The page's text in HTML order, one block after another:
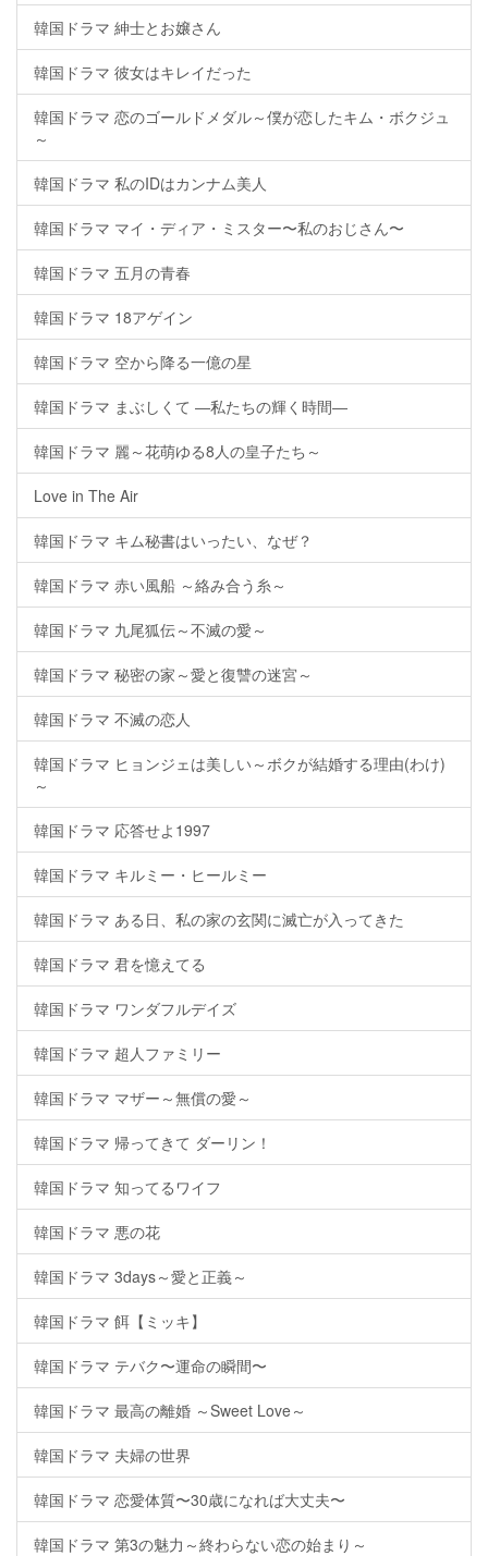
韓国ドラマ 紳士とお嬢さん
韓国ドラマ 彼女はキレイだった
韓国ドラマ 恋のゴールドメダル～僕が恋したキム・ボクジュ
～
韓国ドラマ 私のIDはカンナム美人
韓国ドラマ マイ・ディア・ミスター〜私のおじさん〜
韓国ドラマ 五月の青春
韓国ドラマ 18アゲイン
韓国ドラマ 空から降る一億の星
韓国ドラマ まぶしくて ―私たちの輝く時間―
韓国ドラマ 麗～花萌ゆる8人の皇子たち～
Love in The Air
韓国ドラマ キム秘書はいったい、なぜ？
韓国ドラマ 赤い風船 ～絡み合う糸～
韓国ドラマ 九尾狐伝～不滅の愛～
韓国ドラマ 秘密の家～愛と復讐の迷宮～
韓国ドラマ 不滅の恋人
韓国ドラマ ヒョンジェは美しい～ボクが結婚する理由(わけ)
～
韓国ドラマ 応答せよ1997
韓国ドラマ キルミー・ヒールミー
韓国ドラマ ある日、私の家の玄関に滅亡が入ってきた
韓国ドラマ 君を憶えてる
韓国ドラマ ワンダフルデイズ
韓国ドラマ 超人ファミリー
韓国ドラマ マザー～無償の愛～
韓国ドラマ 帰ってきて ダーリン！
韓国ドラマ 知ってるワイフ
韓国ドラマ 悪の花
韓国ドラマ 3days～愛と正義～
韓国ドラマ 餌【ミッキ】
韓国ドラマ テバク〜運命の瞬間〜
韓国ドラマ 最高の離婚 ～Sweet Love～
韓国ドラマ 夫婦の世界
韓国ドラマ 恋愛体質〜30歳になれば大丈夫〜
韓国ドラマ 第3の魅力～終わらない恋の始まり～